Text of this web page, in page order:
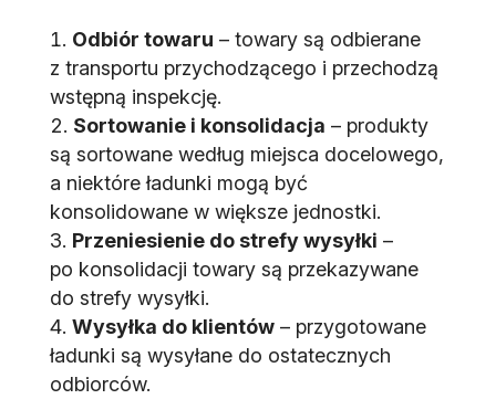
Odbiór towaru – towary są odbierane
z transportu przychodzącego i przechodzą
wstępną inspekcję.
Sortowanie i konsolidacja – produkty
są sortowane według miejsca docelowego,
a niektóre ładunki mogą być
konsolidowane w większe jednostki.
Przeniesienie do strefy wysyłki –
po konsolidacji towary są przekazywane
do strefy wysyłki.
Wysyłka do klientów– przygotowane
ładunki są wysyłane do ostatecznych
odbiorców.